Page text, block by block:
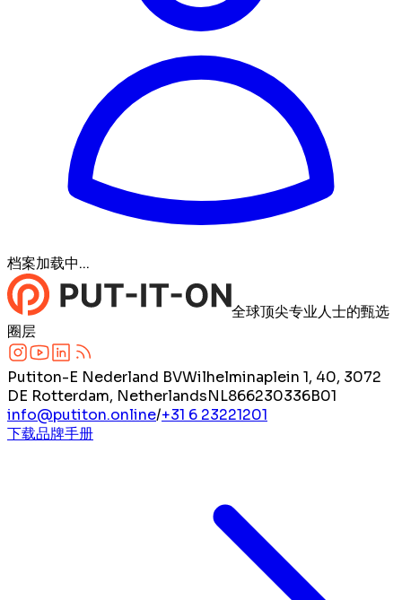
档案加载中...
全球顶尖专业人士的甄选
圈层
Putiton-E Nederland BVWilhelminaplein 1, 40, 3072
DE Rotterdam, NetherlandsNL866230336B01
info@putiton.online/+31 6 23221201
下载品牌手册